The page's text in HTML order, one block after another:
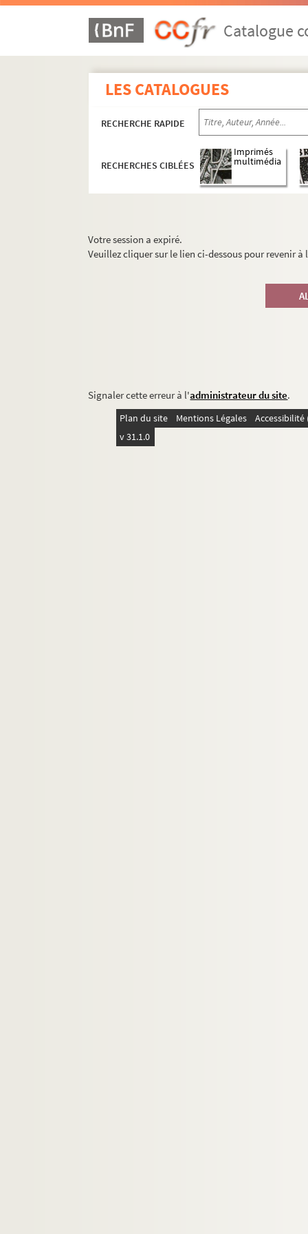
Catalogue
LES CATALOGUES
RECHERCHE RAPIDE
RECHERCHES CIBLÉES
Imprimés
multimédia
Votre session a expiré.
Veuillez cliquer sur le lien ci-dessous pour revenir
Signaler cette erreur à l'administrateur du site.
Plan du site Mentions Légales
v 31.1.0